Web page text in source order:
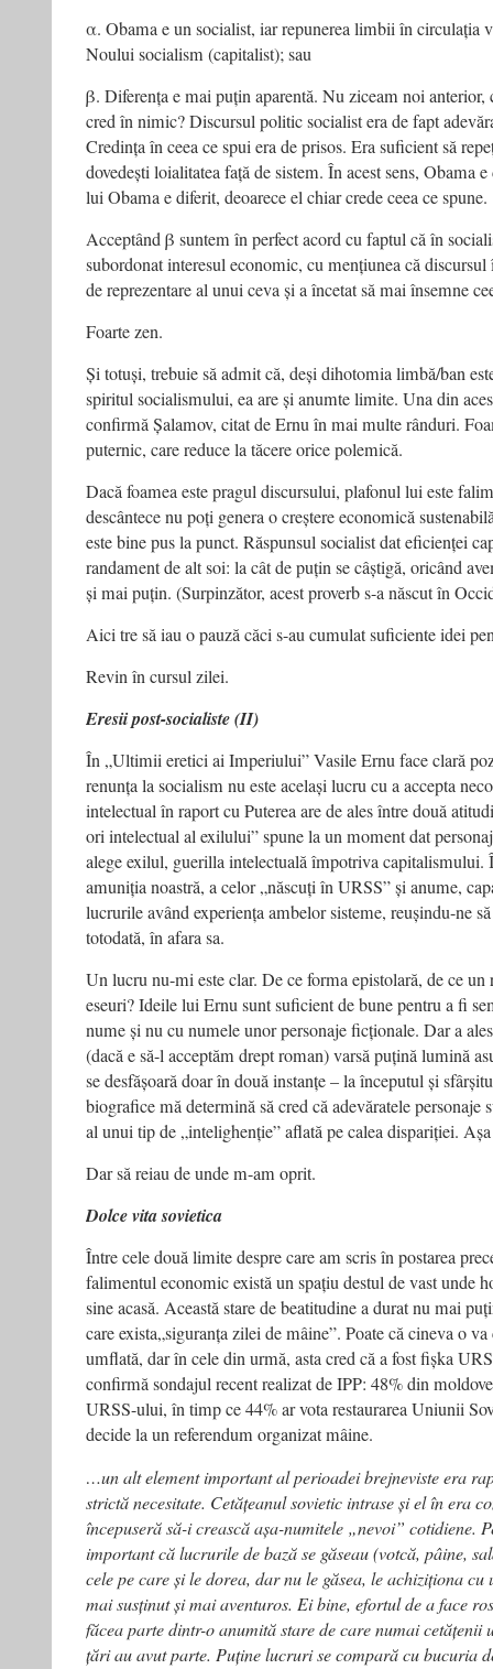
α. Obama e un socialist, iar repunerea limbii în circulația
Noului socialism (capitalist); sau
β. Diferența e mai puțin aparentă. Nu ziceam noi anterior,
cred în nimic? Discursul politic socialist era de fapt
Credința în ceea ce spui era de prisos. Era suficient să
dovedești loialitatea față de sistem. În acest sens, Obama
lui Obama e diferit, deoarece el chiar crede ceea ce spune.
Acceptând β suntem în perfect acord cu faptul că în
subordonat interesul economic, cu mențiunea că discursul
de reprezentare al unui ceva și a încetat să mai însemne
Foarte zen.
Și totuși, trebuie să admit că, deși dihotomia limbă/ban
spiritul socialismului, ea are și anumte limite. Una din
confirmă Șalamov, citat de Ernu în mai multe rânduri.
puternic, care reduce la tăcere orice polemică.
Dacă foamea este pragul discursului, plafonul lui este
descântece nu poți genera o creștere economică
este bine pus la punct. Răspunsul socialist dat eficienței
randament de alt soi: la cât de puțin se câștigă, oricând
și mai puțin. (Surpinzător, acest proverb s-a născut în
Aici tre să iau o pauză căci s-au cumulat suficiente idei
Revin în cursul zilei.
Eresii post-socialiste (II)
În „Ultimii eretici ai Imperiului” Vasile Ernu face clară
renunța la socialism nu este același lucru cu a accepta
intelectual în raport cu Puterea are de ales între două
ori intelectual al exilului” spune la un moment dat
alege exilul, guerilla intelectuală împotriva capitalismului.
amuniția noastră, a celor „născuți în URSS” și anume,
lucrurile având experiența ambelor sisteme, reușindu-ne
totodată, în afara sa.
Un lucru nu-mi este clar. De ce forma epistolară, de ce un
eseuri? Ideile lui Ernu sunt suficient de bune pentru a fi
nume și nu cu numele unor personaje ficționale. Dar a
(dacă e să-l acceptăm drept roman) varsă puțină lumină
se desfășoară doar în două instanțe – la începutul și
biografice mă determină să cred că adevăratele personaje
al unui tip de „intelighenție” aflată pe calea dispariției.
Dar să reiau de unde m-am oprit.
Dolce vita sovietica
Între cele două limite despre care am scris în postarea
falimentul economic există un spațiu destul de vast unde
sine acasă. Această stare de beatitudine a durat nu mai
care exista„siguranța zilei de mâine”. Poate că cineva o
umflată, dar în cele din urmă, asta cred că a fost fișka
confirmă sondajul recent realizat de IPP: 48% din
URSS-ului, în timp ce 44% ar vota restaurarea Uniunii
decide la un referendum organizat mâine.
…un alt element important al perioadei brejneviste era
strictă necesitate. Cetățeanul sovietic intrase și el în era
începuseră să-i crească așa-numitele „nevoi” cotidiene.
important că lucrurile de bază se găseau (votcă, pâine,
cele pe care și le dorea, dar nu le găsea, le achiziționa
mai susținut și mai aventuros. Ei bine, efortul de a face
făcea parte dintr-o anumită stare de care numai cetățenii
țări au avut parte. Puține lucruri se compară cu bucuria